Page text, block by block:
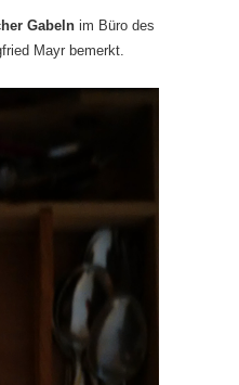
Gabeln im Büro des
Mayr bemerkt.